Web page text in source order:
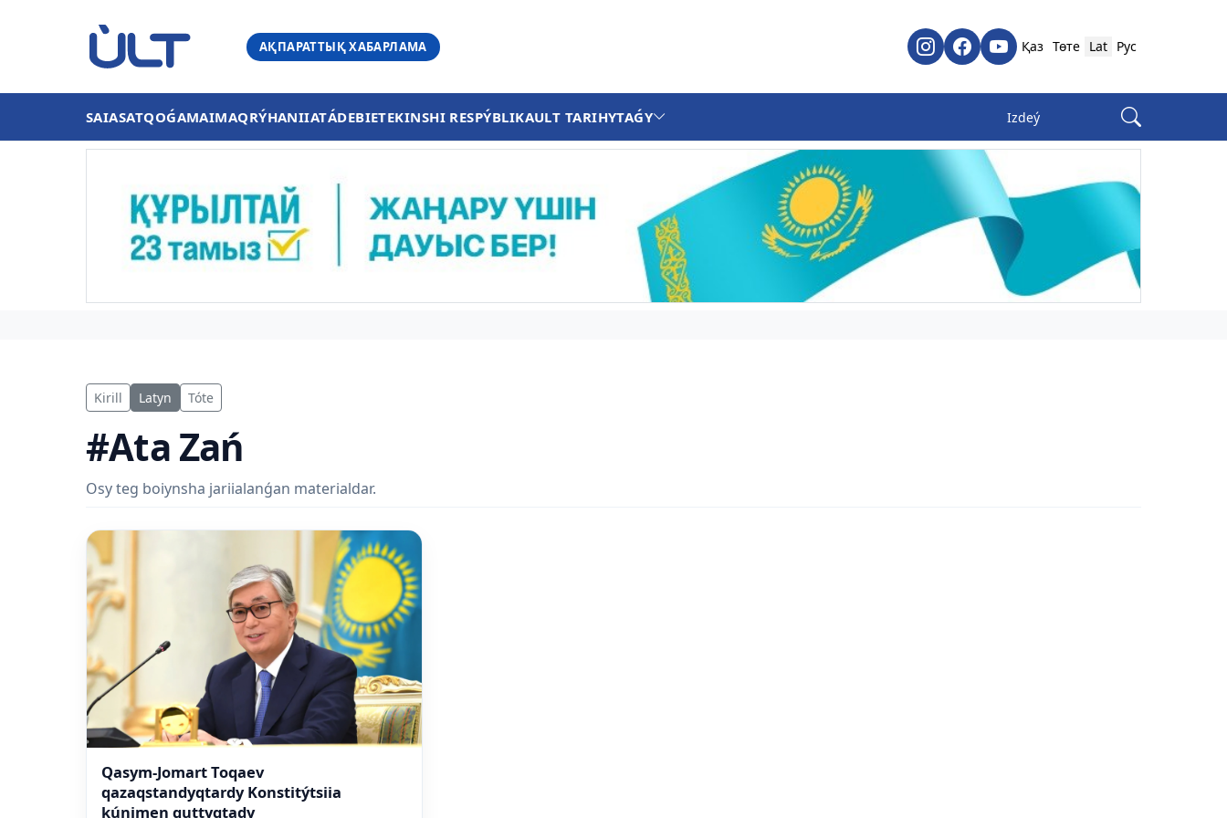
АҚПАРАТТЫҚ ХАБАРЛАМА Қаз Төте Lat Рус
SAIASATQOǴAMAIMAQRÝHANIIATÁDEBIETEKINSHI RESPÝBLIKAULT TARIHYTAǴY
Kirill Latyn Tóte
#Ata Zań
Osy teg boiynsha jariialanǵan materialdar.
Qasym-Jomart Toqaev
qazaqstandyqtardy Konstitýtsiia
kúnimen quttyqtady